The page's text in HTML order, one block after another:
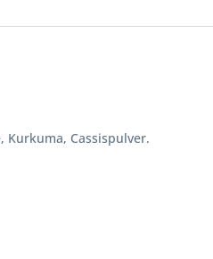
Kurkuma, Cassispulver.